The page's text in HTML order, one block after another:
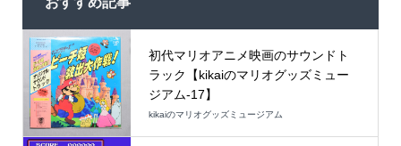
初代マリオアニメ映画のサウンドト
ラック【kikaiのマリオグッズミュー
ジアム-17】
kikaiのマリオグッズミュージアム